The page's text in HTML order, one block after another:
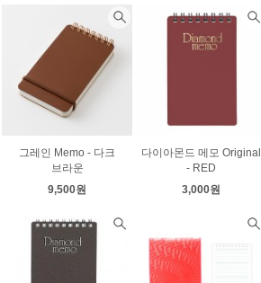
그레인 Memo - 다크
브라운
9,500원
다이아몬드 메모 Original
- RED
3,000원